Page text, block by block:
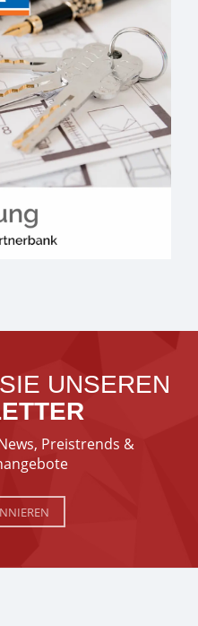
UNSEREN
Preistrends &